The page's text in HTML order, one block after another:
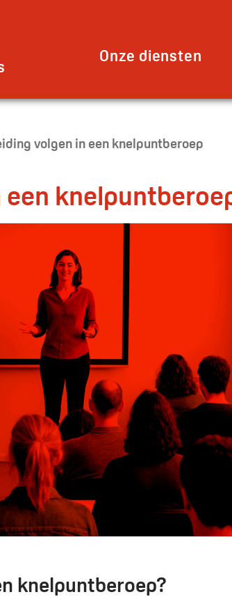
Onze diensten
volgen in een knelpuntberoep
knelpuntberoep?